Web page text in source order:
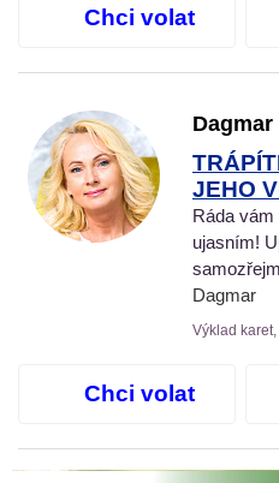
Chci volat
Dagmar
JEHO
Ráda
ujasním!
Dagmar
Výklad
Chci volat